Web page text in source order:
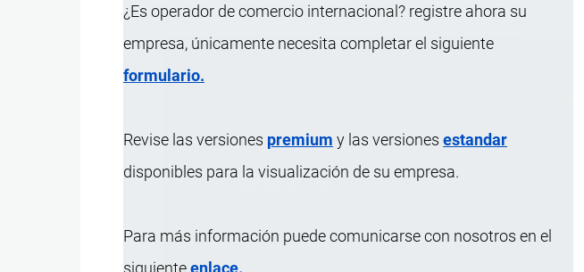
¿Es operador de comercio internacional? registre ahora su
empresa, únicamente necesita completar el siguiente
formulario.
Revise las versiones premium y las versiones estandar
disponibles para la visualización de su empresa.
Para más información puede comunicarse con nosotros en el
siguienteenlace.